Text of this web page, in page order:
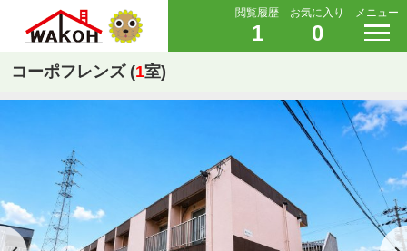
閲覧履歴
1
お気に入り
0
メニュー
コーポフレンズ (1室)